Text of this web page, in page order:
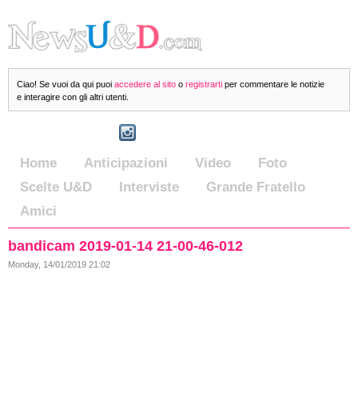
Ciao! Se vuoi da qui puoi accedere al sito o registrarti per commentare le notizie
e interagire con gli altri utenti.
Home Anticipazioni Video
Foto
Scelte U&D
Interviste
Grande Fratello
Amici
bandicam 2019-01-14 21-00-46-012
Monday, 14/01/2019 21:02